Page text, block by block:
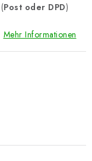
Post oder DPD)
Mehr Informationen